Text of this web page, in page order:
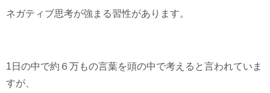
ネガティブ思考が強まる習性があります。
1日の中で約６万もの言葉を頭の中で考えると言われていま
すが、